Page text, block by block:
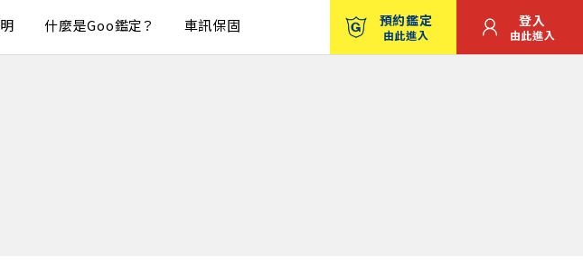
什麼是Goo鑑定？ 車訊保固 預約鑑定
由此進入
登入
由此進入